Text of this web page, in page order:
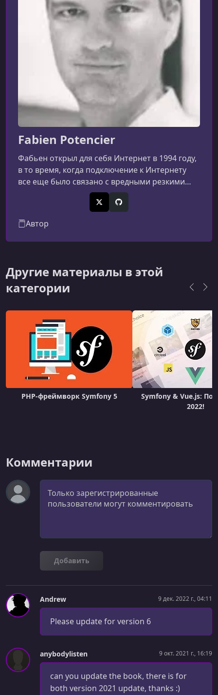
Fabien Potencier
Фабьен открыл для себя Интернет в 1994 году,
в то время, когда подключение к Интернету
все еще было связано с вредными резкими
звуками модема. Будучи страстным
разработчиком, он постоянно искал лучшие
проект Symfony в 2004 году для достижения
этой цели.
X (Twitter)GitHub
Автор
Другие материалы в этой
категории
PHP-фреймворк Symfony 5
Symfony & Vue.js:
2022!
Комментарии
Комментарий
Добавить
Andrew 9 дек. 2022 г., 04:11
Please update for version 6
anybodylisten 9 окт. 2021 г., 16:19
can you update the book, there is for
both version 2021 update, thanks :)